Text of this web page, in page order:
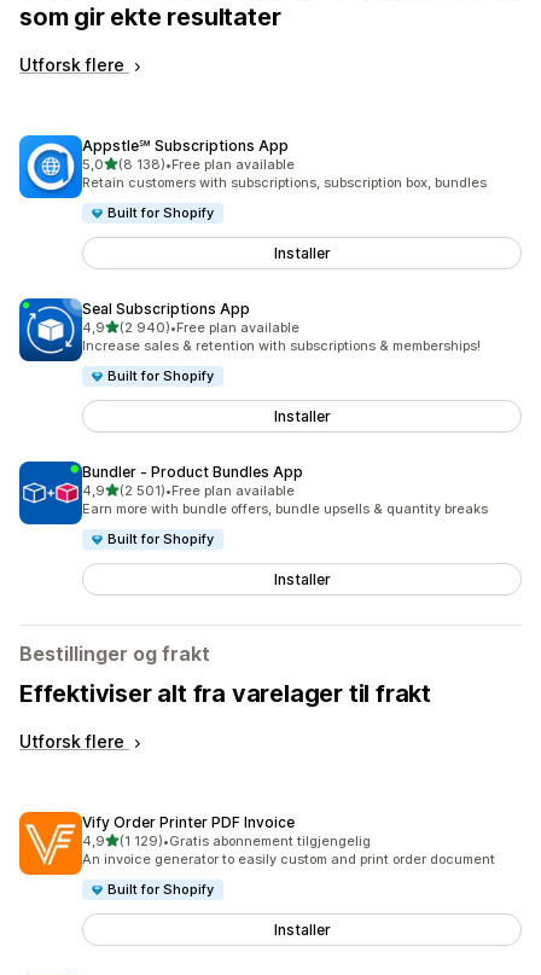
som gir ekte resultater
Utforsk flere
Appstle℠ Subscriptions App
5,0av 5 stjerner
(8 138)
Totalt 8138 omtaler
•Free plan available
Retain customers with subscriptions, subscription box, bundles
Built for Shopify
Installer
Seal Subscriptions App
4,9av 5 stjerner
(2 940)
Totalt 2940 omtaler
•Free plan available
Increase sales & retention with subscriptions & memberships!
Built for Shopify
Installer
Bundler ‑ Product Bundles App
4,9av 5 stjerner
(2 501)
Totalt 2501 omtaler
•Free plan available
Earn more with bundle offers, bundle upsells & quantity breaks
Built for Shopify
Installer
Bestillinger og frakt
Effektiviser alt fra varelager til frakt
Utforsk flere
Vify Order Printer PDF Invoice
4,9av 5 stjerner
(1 129)
Totalt 1129 omtaler
•Gratis abonnement tilgjengelig
An invoice generator to easily custom and print order document
Built for Shopify
Installer